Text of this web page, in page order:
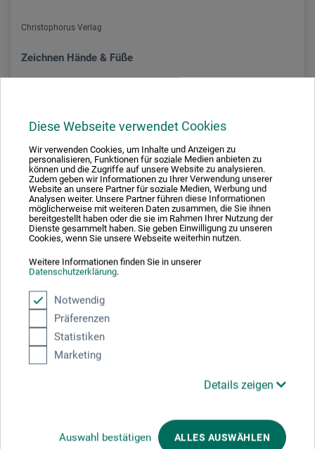
Diese Webseite verwendet Cookies
Wir verwenden Cookies, um Inhalte und Anzeigen zu
personalisieren, Funktionen für soziale Medien anbieten zu
können und die Zugriffe auf unsere Website zu analysieren.
Zudem geben wir Informationen zu Ihrer Verwendung unserer
Website an unsere Partner für soziale Medien, Werbung und
Analysen weiter. Unsere Partner führen diese Informationen
möglicherweise mit weiteren Daten zusammen, die Sie ihnen
bereitgestellt haben oder die sie im Rahmen Ihrer Nutzung der
Dienste gesammelt haben. Sie geben Einwilligung zu unseren
Cookies, wenn Sie unsere Webseite weiterhin nutzen.
Weitere Informationen finden Sie in unserer
Datenschutzerklärung.
Notwendig
Präferenzen
Statistiken
Marketing
Details zeigen
Auswahl bestätigen ALLES AUSWÄHLEN
Christophorus Verlag
Zeichnen Hände & Füße
zzgl. Versandkosten